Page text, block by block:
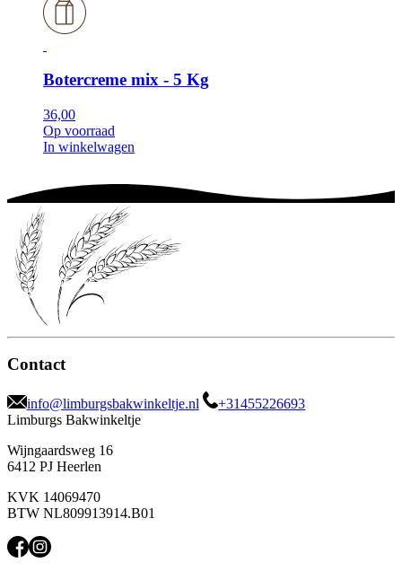
Botercreme mix - 5 Kg
36,00
Op voorraad
In winkelwagen
Contact
info@limburgsbakwinkeltje.nl
+31455226693
Limburgs Bakwinkeltje
Wijngaardsweg 16
6412 PJ Heerlen
KVK 14069470
BTW NL809913914.B01